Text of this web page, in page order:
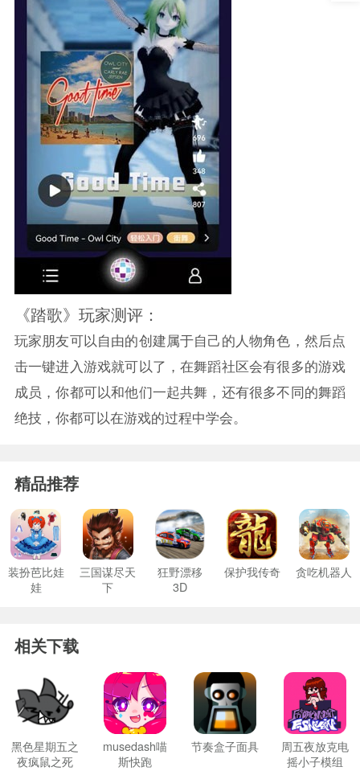
《踏歌》玩家测评：
玩家朋友可以自由的创建属于自己的人物角色，然后点
击一键进入游戏就可以了，在舞蹈社区会有很多的游戏
成员，你都可以和他们一起共舞，还有很多不同的舞蹈
绝技，你都可以在游戏的过程中学会。
精品推荐
装扮芭比娃
娃
三国谋尽天
下
狂野漂移
3D
保护我传奇 贪吃机器人
相关下载
黑色星期五之
夜疯鼠之死
musedash喵
斯快跑
节奏盒子面具
周五夜放克电
摇小子模组